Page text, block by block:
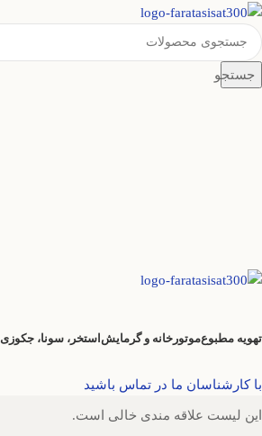
جستجو
تهویه مطبوعموتورخانه و گرمایش استخر، سونا، جکوزی
با کارشناسان ما در تماس باشید
این لیست علاقه مندی خالی است.